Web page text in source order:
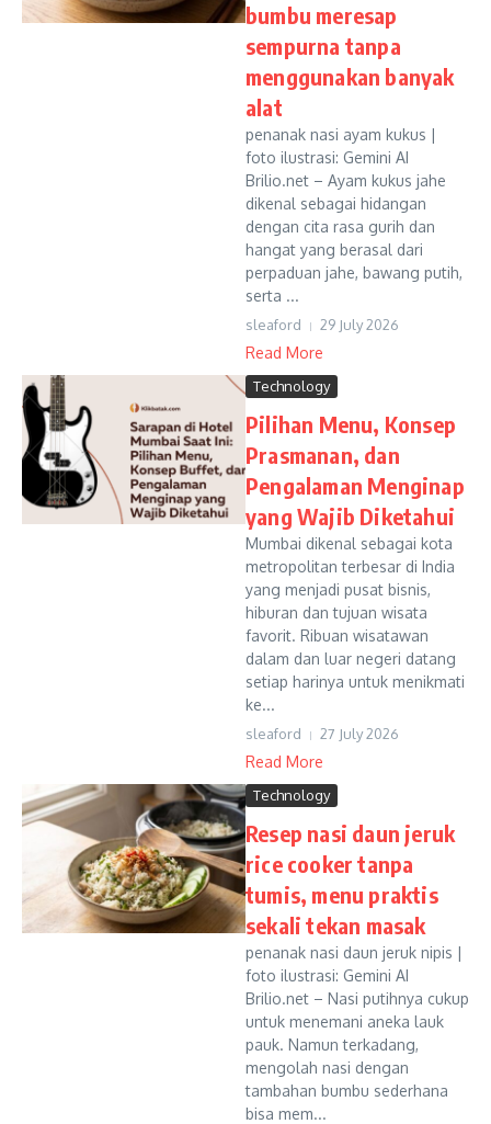
bumbu meresap
sempurna tanpa
menggunakan banyak
alat
penanak nasi ayam kukus |
foto ilustrasi: Gemini AI
Brilio.net – Ayam kukus jahe
dikenal sebagai hidangan
dengan cita rasa gurih dan
hangat yang berasal dari
perpaduan jahe, bawang putih,
serta ...
sleaford 29 July 2026
Read More
Technology
Pilihan Menu, Konsep
Prasmanan, dan
Pengalaman Menginap
yang Wajib Diketahui
Mumbai dikenal sebagai kota
metropolitan terbesar di India
yang menjadi pusat bisnis,
hiburan dan tujuan wisata
favorit. Ribuan wisatawan
dalam dan luar negeri datang
setiap harinya untuk menikmati
ke...
sleaford 27 July 2026
Read More
Technology
Resep nasi daun jeruk
rice cooker tanpa
tumis, menu praktis
sekali tekan masak
penanak nasi daun jeruk nipis |
foto ilustrasi: Gemini AI
Brilio.net – Nasi putihnya cukup
untuk menemani aneka lauk
pauk. Namun terkadang,
mengolah nasi dengan
tambahan bumbu sederhana
bisa mem...